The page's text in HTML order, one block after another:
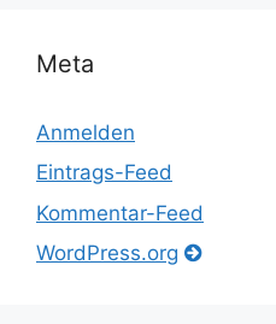
Meta
Anmelden
Eintrags-Feed
Kommentar-Feed
WordPress.org